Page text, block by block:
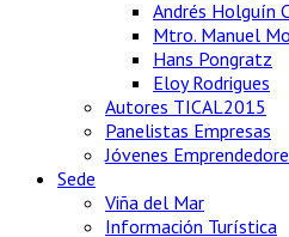
Andrés Holguín
Mtro. Manuel
Hans Pongratz
Eloy Rodrigues
Autores TICAL2015
Panelistas Empresas
Jóvenes
Sede
Viña del Mar
Información Turística